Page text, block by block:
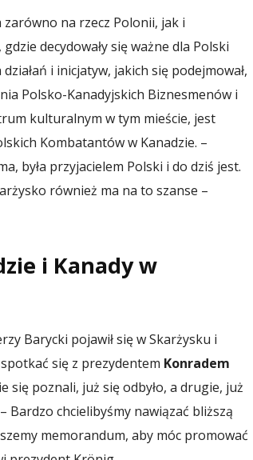
zarówno na rzecz Polonii, jak i
decydowały się ważne dla Polski
i inicjatyw, jakich się podejmował,
Polsko-Kanadyjskich Biznesmenów i
kulturalnym w tym mieście, jest
Kombatantów w Kanadzie. –
była przyjacielem Polski i do dziś jest.
również ma na to szanse –
i Kanady w
Barycki pojawił się w Skarżysku i
się z prezydentem Konradem
poznali, już się odbyło, a drugie, już
Bardzo chcielibyśmy nawiązać bliższą
memorandum, aby móc promować